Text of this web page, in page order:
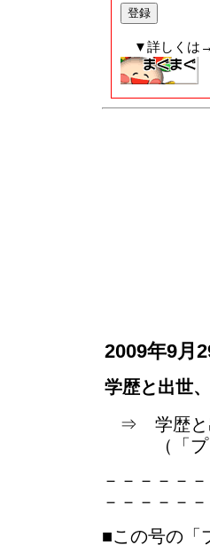
▼詳しくは→
2009年9月
学歴と出世
⇒ 学歴と
（「プレ
－－－－－
－－－－－
■この号の「